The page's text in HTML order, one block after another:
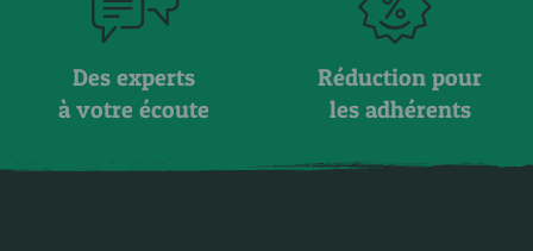
Des experts
à votre écoute
Réduction pour
les adhérents